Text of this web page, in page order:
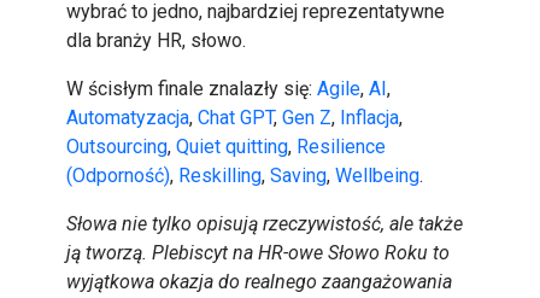
wybrać to jedno, najbardziej reprezentatywne
dla branży HR, słowo.
W ścisłym finale znalazły się: Agile, AI,
Automatyzacja, Chat GPT, Gen Z, Inflacja,
Outsourcing, Quiet quitting, Resilience
(Odporność), Reskilling, Saving, Wellbeing.
Słowa nie tylko opisują rzeczywistość, ale także
ją tworzą. Plebiscyt na HR-owe Słowo Roku to
wyjątkowa okazja do realnego zaangażowania